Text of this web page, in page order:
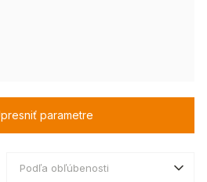
parametre
Podľa obľúbenosti